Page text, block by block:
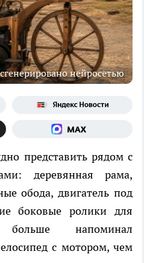
нейросетью
представить рядом с
деревянная рама,
обода, двигатель под
боковые ролики для
напоминал
с мотором, чем